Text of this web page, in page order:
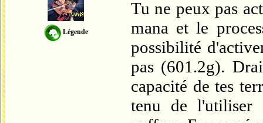
Légende
Tu ne peux pas
mana et le
possibilité
pas (601.2g).
capacité de tes
tenu de l'utiliser